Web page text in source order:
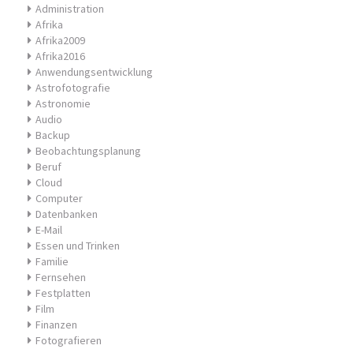
Administration
Afrika
Afrika2009
Afrika2016
Anwendungsentwicklung
Astrofotografie
Astronomie
Audio
Backup
Beobachtungsplanung
Beruf
Cloud
Computer
Datenbanken
E-Mail
Essen und Trinken
Familie
Fernsehen
Festplatten
Film
Finanzen
Fotografieren